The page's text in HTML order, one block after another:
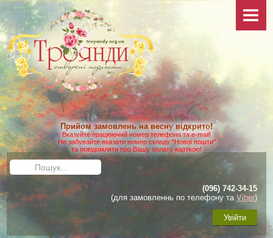
НОВИНИ
ПРО САЙТ
КОЛЕКЦІЯ
ФОТО
Ваші фото
Додаткові фото
КАТАЛОГ
Умови виконання замовлення
Доставка та оплата
Як зробити замовлення
Загальні матеріали
Прийом замовлень на веснувідкрито!
Вказуйте працюючий номер телефона та e-mail!
Не забувайте вказати номер складу "Нової пошти"
та повідомляти про Вашу оплату карткою!
Пошук...
(096) 742-34-15
(для замовленнь по телефону та Viber)
Увійти